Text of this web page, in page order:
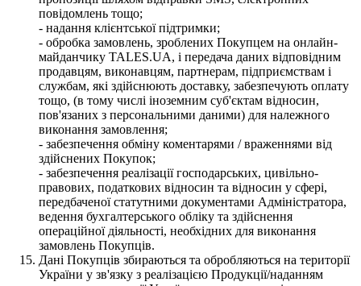
повідомлень тощо;
- надання клієнтської підтримки;
- обробка замовлень, зроблених Покупцем на онлайн-
майданчику TALES.UA, і передача даних відповідним
продавцям, виконавцям, партнерам, підприємствам і
службам, які здійснюють доставку, забезпечують оплату
тощо, (в тому числі іноземним суб'єктам відносин,
пов'язаних з персональними даними) для належного
виконання замовлення;
- забезпечення обміну коментарями / враженнями від
здійснених Покупок;
- забезпечення реалізації господарських, цивільно-
правових, податкових відносин та відносин у сфері,
передбаченої статутними документами Адміністратора,
ведення бухгалтерського обліку та здійснення
операційної діяльності, необхідних для виконання
замовлень Покупців.
Дані Покупців збираються та обробляються на території
України у зв'язку з реалізацією Продукції/наданням